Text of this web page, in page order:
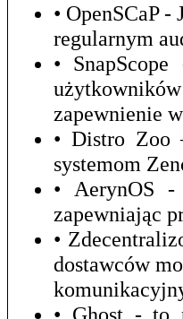
• OpenSCaP
regularnym
•
zapewnienie
• Distro Zoo
systemom
• AerynOS -
zapewniając
•
dostawców